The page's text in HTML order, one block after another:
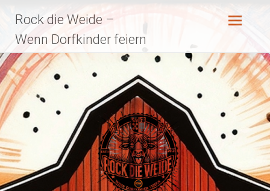
Inhalt
springen
Rock die Weide –
Wenn Dorfkinder feiern